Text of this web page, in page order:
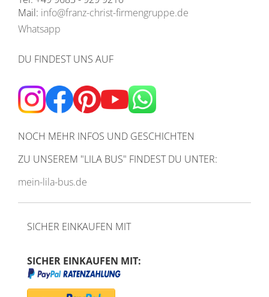
Mail: info@franz-christ-firmengruppe.de
Whatsapp
DU FINDEST UNS AUF
NOCH MEHR INFOS UND GESCHICHTEN
ZU UNSEREM "LILA BUS" FINDEST DU UNTER:
mein-lila-bus.de
SICHER EINKAUFEN MIT
SICHER EINKAUFEN MIT: